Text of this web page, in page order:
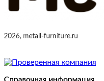
2026, metall-furniture.ru